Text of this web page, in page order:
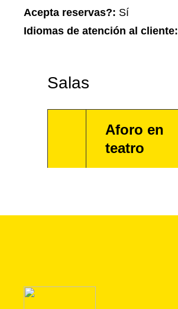
Acepta reservas?: Sí
Idiomas de atención al cliente:
Salas
Aforo en
teatro